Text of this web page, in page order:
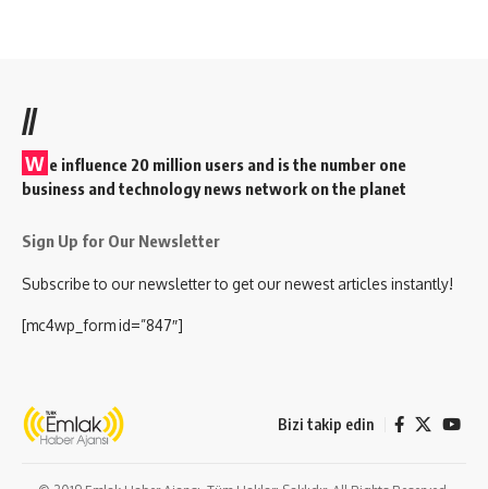
//
W e influence 20 million users and is the number one
business and technology news network on the planet
Sign Up for Our Newsletter
Subscribe to our newsletter to get our newest articles instantly!
[mc4wp_form id=”847″]
Bizi takip edin